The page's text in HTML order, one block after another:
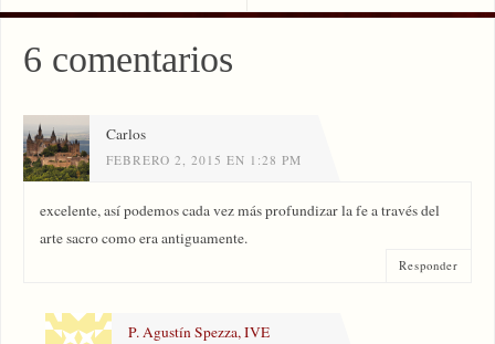
6 comentarios
Carlos
FEBRERO 2, 2015 EN 1:28 PM
excelente, así podemos cada vez más profundizar la fe a través del
arte sacro como era antiguamente.
Responder
P. Agustín Spezza, IVE